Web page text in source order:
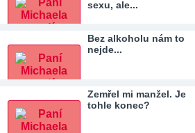
sexu, ale...
Bez alkoholu nám to
nejde...
Zemřel mi manžel. Je
tohle konec?